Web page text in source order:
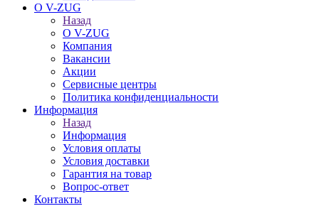
О V-ZUG
Назад
О V-ZUG
Компания
Вакансии
Акции
Сервисные центры
Политика конфиденциальности
Информация
Назад
Информация
Условия оплаты
Условия доставки
Гарантия на товар
Вопрос-ответ
Контакты